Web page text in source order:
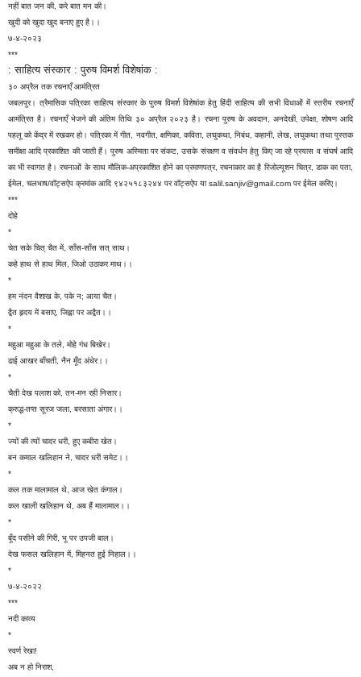
नहीं बात जन की, करे बात मन की।
खुदी को खुदा खुद बनाए हुए है।।
७-४-२०२३
***
: साहित्य संस्कार : पुरुष विमर्श विशेषांक :
३० अप्रैल तक रचनाएँ आमंत्रित
जबलपुर। त्रैमासिक पत्रिका साहित्य संस्कार के पुरुष विमर्श विशेषांक हेतु हिंदी साहित्य की सभी विधाओं में स्तरीय रचनाएँ
आमंत्रित है। रचनाएँ भेजने की अंतिम तिथि ३० अप्रैल २०२३ है। रचना पुरुष के अवदान, अनदेखी, उपेक्षा, शोषण आदि
पहलू को केंद्र में रखकर हो। पत्रिका में गीत, नवगीत, क्षणिका, कविता, लघुकथा, निबंध, कहानी, लेख, लघुकथा तथा पुस्तक
समीक्षा आदि प्रकाशित की जाती हैं। पुरुष अस्मिता पर संकट, उसके संरक्षण व संवर्धन हेतु किए जा रहे प्रयास व संघर्ष आदि
का भी स्वागत है। रचनाओं के साथ मौलिक-अप्रकाशित होने का प्रमाणपत्र, रचनाकार का है रिजोल्यूशन चित्र, डाक का पता,
ईमेल, चलभाष/वॉट्सऐप क्रमांक आदि ९४२५१८३२४४ पर वॉट्सऐप या salil.sanjiv@gmail.com पर ईमेल करिए।
***
दोहे
*
चेत सके चित् चैत में, साँस-साँस सत् साथ।
कहे हाथ से हाथ मिल, जिओ उठाकर माथ।।
*
हम नंदन वैशाख के, पके न; आया चैत।
द्वैत हृदय में बसाए, जिह्वा पर अद्वैत।।
*
महुआ महुआ के तले, मोहे गंध बिखेर।
ढाई आखर बाँचती, नैन मूँद अंधेर।।
*
चैती देख पलाश को, तन-मन रही निसार।
क्रुद्ध-तप्त सूरज जला, बरसाता अंगार।।
*
ज्यों की त्यों चादर धरी, हुए कबीरा खेत।
बन कमाल खलिहान ने, चादर धरी समेट।।
*
कल तक मालामाल थे, आज खेत कंगाल।
कल खाली खलिहान थे, अब हैं मालामाल।।
*
बूँद पसीने की गिरी, भू पर उपजी बाल।
देख फसल खलिहान में, मिहनत हुई निहाल।।
*
७-४-२०२२
***
नदी काव्य
*
स्वर्ण रेखा!
अब न हो निराश,